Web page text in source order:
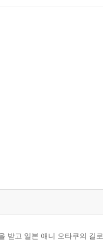
받고 일본 애니 오타쿠의 길